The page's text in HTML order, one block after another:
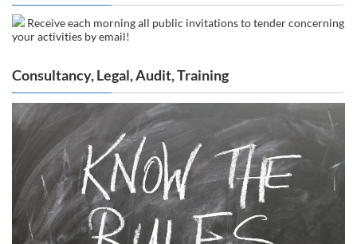
Receive each morning all public invitations to tender concerning
your activities by email!
Consultancy, Legal, Audit, Training